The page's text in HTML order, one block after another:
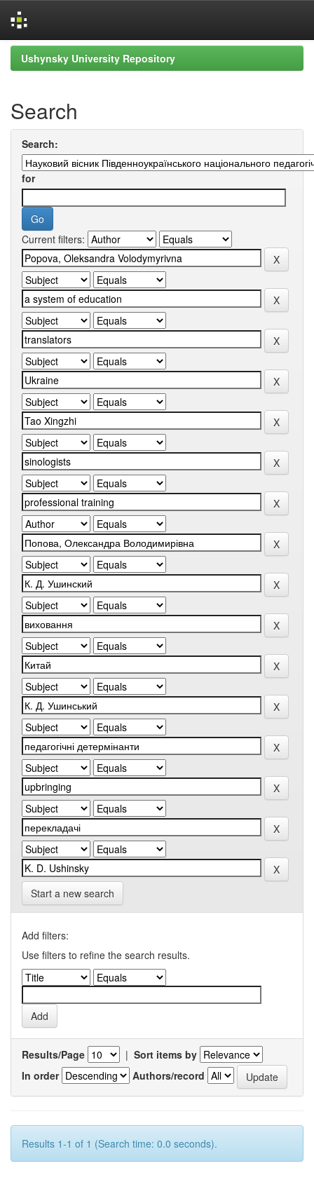
Skip
navigation
Ushynsky University Repository
Search
Search:
for
Current filters:
Start a new search
Add filters:
Use filters to refine the search results.
Results/Page | Sort items by
In order
Authors/record
Results 1-1 of 1 (Search time: 0.0 seconds).